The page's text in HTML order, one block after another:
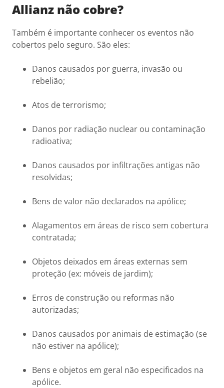
Allianz não cobre?
Também é importante conhecer os eventos não
cobertos pelo seguro. São eles:
Danos causados por guerra, invasão ou
rebelião;
Atos de terrorismo;
Danos por radiação nuclear ou contaminação
radioativa;
Danos causados por infiltrações antigas não
resolvidas;
Bens de valor não declarados na apólice;
Alagamentos em áreas de risco sem cobertura
contratada;
Objetos deixados em áreas externas sem
proteção (ex: móveis de jardim);
Erros de construção ou reformas não
autorizadas;
Danos causados por animais de estimação (se
não estiver na apólice);
Bens e objetos em geral não especificados na
apólice.